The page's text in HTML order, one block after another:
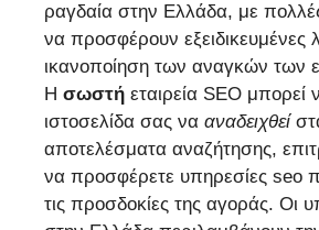
ραγδαία στην Ελλάδα, με
να προσφέρουν εξειδικευμένες
ικανοποίηση των αναγκών των
Η σωστή εταιρεία SEO μπορεί
ιστοσελίδα σας να αναδειχθεί
αποτελέσματα αναζήτησης,
να προσφέρετε υπηρεσίες seo
τις προσδοκίες της αγοράς. Οι